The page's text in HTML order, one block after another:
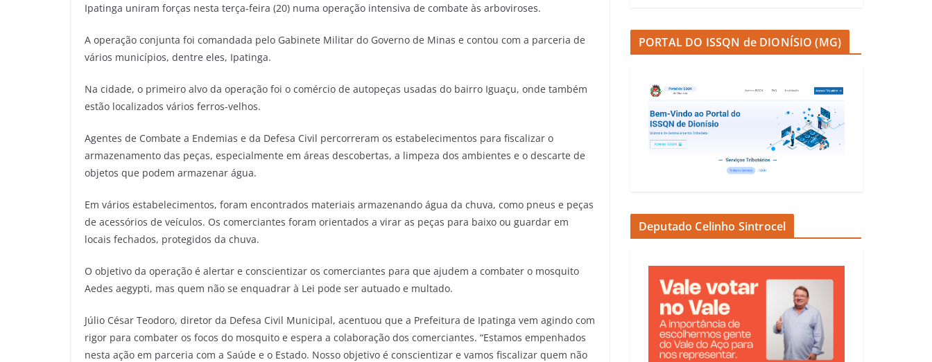
Ipatinga uniram forças nesta terça-feira (20) numa operação intensiva de combate às arboviroses.
A operação conjunta foi comandada pelo Gabinete Militar do Governo de Minas e contou com a parceria de
vários municípios, dentre eles, Ipatinga.
Na cidade, o primeiro alvo da operação foi o comércio de autopeças usadas do bairro Iguaçu, onde também
estão localizados vários ferros-velhos.
Agentes de Combate a Endemias e da Defesa Civil percorreram os estabelecimentos para fiscalizar o
armazenamento das peças, especialmente em áreas descobertas, a limpeza dos ambientes e o descarte de
objetos que podem armazenar água.
Em vários estabelecimentos, foram encontrados materiais armazenando água da chuva, como pneus e peças
de acessórios de veículos. Os comerciantes foram orientados a virar as peças para baixo ou guardar em
locais fechados, protegidos da chuva.
O objetivo da operação é alertar e conscientizar os comerciantes para que ajudem a combater o mosquito
Aedes aegypti, mas quem não se enquadrar à Lei pode ser autuado e multado.
Júlio César Teodoro, diretor da Defesa Civil Municipal, acentuou que a Prefeitura de Ipatinga vem agindo com
rigor para combater os focos do mosquito e espera a colaboração dos comerciantes. “Estamos empenhados
nesta ação em parceria com a Saúde e o Estado. Nosso objetivo é conscientizar e vamos fiscalizar quem não
PORTAL DO ISSQN de DIONÍSIO (MG)
Deputado Celinho Sintrocel